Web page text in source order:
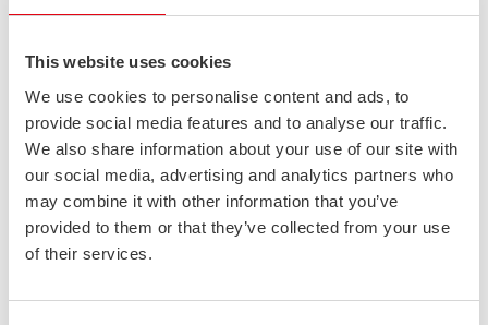
This website uses cookies
We use cookies to personalise content and ads, to
provide social media features and to analyse our traffic.
We also share information about your use of our site with
our social media, advertising and analytics partners who
may combine it with other information that you’ve
provided to them or that they’ve collected from your use
of their services.
siltojen turvallisuuteen, sillä kohteiden olosuhteet voivat olla
olennainen vaatimus. Kohteen käyttötarkoitus määrittää
tarvittavan vaativuusluokan CE-merkinnälle. Stalatuben CE-
merkityt tuotteet täyttävät vaativamman EXC3 toteutusluokan,
jolloin ne ovat hyväksyttyjä myös siltarakenteisiin erilaisten
rakennusten lisäksi.
CE-merkittyjen tuotteiden tuotannossa vaatimukset ovat
tiukat, joten tuotteiden valmistaminen vaatii operaattoreilta ja
tuotteiden valmistuksessa: